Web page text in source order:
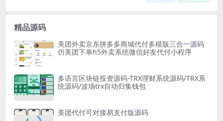
精品源码
美团外卖京东拼多多商城代付多模版三合一源码
仿美团下单h5外卖系统微信好友代付小程序
多语言区块链投资源码-TRX理财系统源码/TRX系
统源码/波场trx自动归集钱包
美团代付可对接易支付版源码